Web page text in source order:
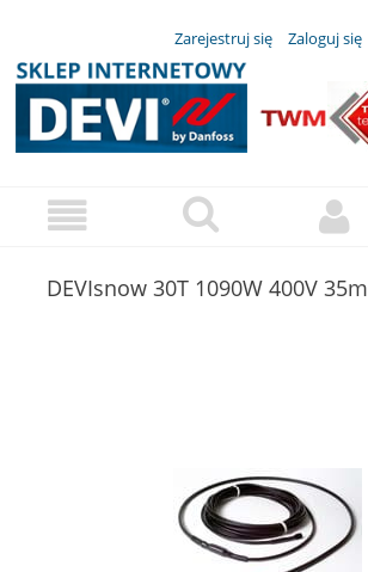
Zarejestruj się Zaloguj się
DEVIsnow 30T 1090W 400V 35m